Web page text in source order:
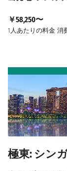
￥58,250〜
1人あたりの料金 消
極東: シン